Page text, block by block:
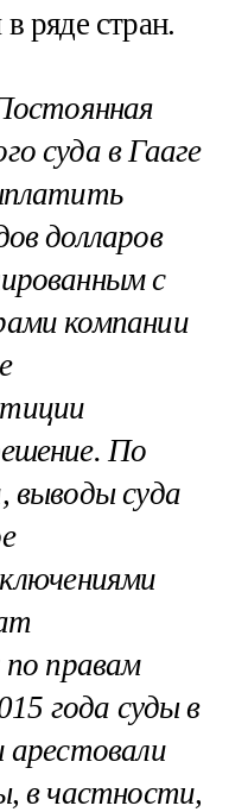
ряде стран.
суда в Гааге
долларов
с
компании
По
выводы суда
по правам
года суды в
арестовали
в частности,